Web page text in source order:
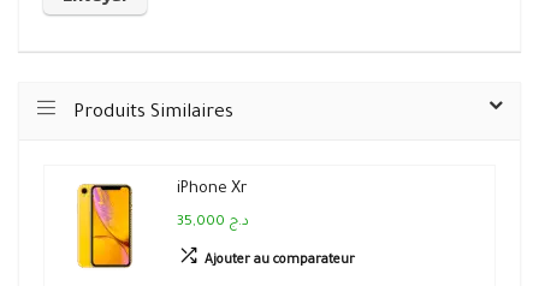
Produits Similaires
iPhone Xr
35,000 د.ج
Ajouter au comparateur